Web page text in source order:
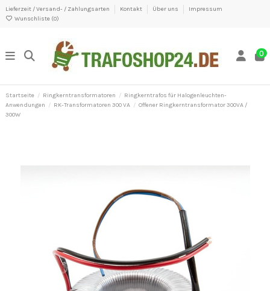
Lieferzeit / Versand- / Zahlungsarten Kontakt Über uns
Impressum
Wunschliste (0)
0
Startseite Ringkerntransformatoren
Ringkerntrafos für Halogenleuchten-
Anwendungen
RK-Transformatoren 300 VA
Offener Ringkerntransformator 300VA /
300W